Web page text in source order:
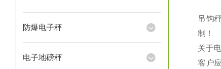
防爆电子秤
电子地磅秤
吊钩
制！
关于
客户